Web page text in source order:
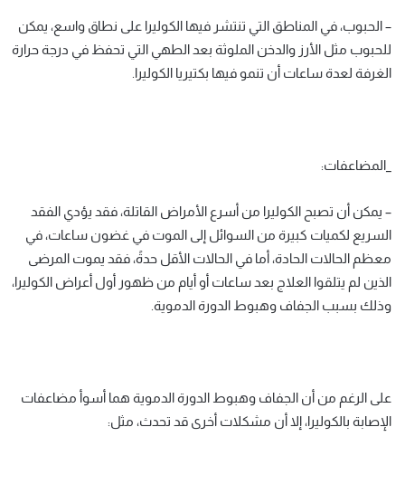
– الحبوب، في المناطق التي تنتشر فيها الكوليرا على نطاق واسع، يمكن
للحبوب مثل الأرز والدخن الملوثة بعد الطهي التي تحفظ في درجة حرارة
الغرفة لعدة ساعات أن تنمو فيها بكتيريا الكوليرا.
_المضاعفات:
– يمكن أن تصبح الكوليرا من أسرع الأمراض القاتلة، فقد يؤدي الفقد
السريع لكميات كبيرة من السوائل إلى الموت في غضون ساعات، في
معظم الحالات الحادة، أما في الحالات الأقل حدةً، فقد يموت المرضى
الذين لم يتلقوا العلاج بعد ساعات أو أيام من ظهور أول أعراض الكوليرا،
وذلك بسبب الجفاف وهبوط الدورة الدموية.
على الرغم من أن الجفاف وهبوط الدورة الدموية هما أسوأ مضاعفات
الإصابة بالكوليرا، إلا أن مشكلات أخرى قد تحدث، مثل: